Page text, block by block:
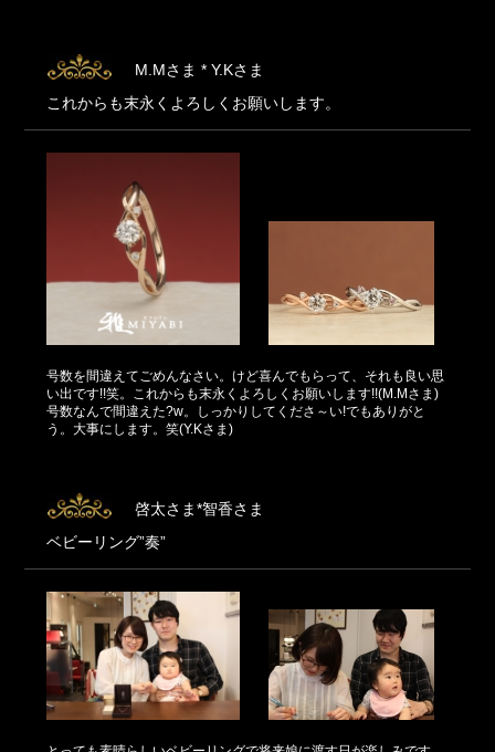
M.Mさま * Y.Kさま
これからも末永くよろしくお願いします。
号数を間違えてごめんなさい。けど喜んでもらって、それも良い思
い出です!!笑。これからも末永くよろしくお願いします!!(M.Mさま)
号数なんで間違えた?w。しっかりしてくださ～い!でもありがと
う。大事にします。笑(Y.Kさま)
啓太さま*智香さま
ベビーリング”奏”